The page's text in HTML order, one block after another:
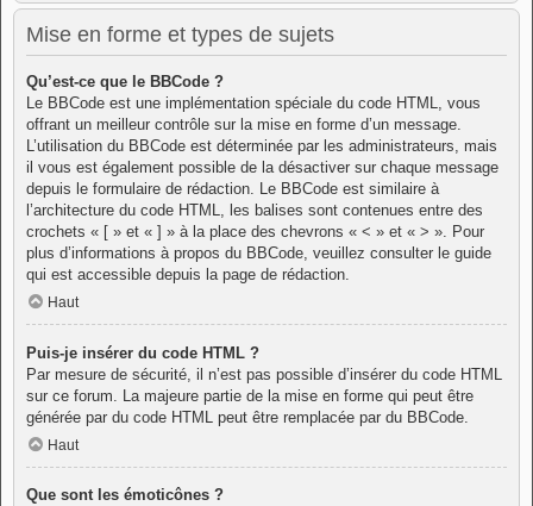
Mise en forme et types de sujets
Qu’est-ce que le BBCode ?
Le BBCode est une implémentation spéciale du code HTML, vous
offrant un meilleur contrôle sur la mise en forme d’un message.
L’utilisation du BBCode est déterminée par les administrateurs, mais
il vous est également possible de la désactiver sur chaque message
depuis le formulaire de rédaction. Le BBCode est similaire à
l’architecture du code HTML, les balises sont contenues entre des
crochets « [ » et « ] » à la place des chevrons « < » et « > ». Pour
plus d’informations à propos du BBCode, veuillez consulter le guide
qui est accessible depuis la page de rédaction.
Haut
Puis-je insérer du code HTML ?
Par mesure de sécurité, il n’est pas possible d’insérer du code HTML
sur ce forum. La majeure partie de la mise en forme qui peut être
générée par du code HTML peut être remplacée par du BBCode.
Haut
Que sont les émoticônes ?